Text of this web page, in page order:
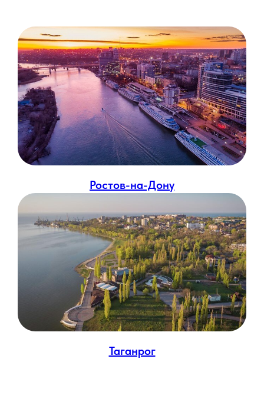
Ростов-на-Дону
Таганрог